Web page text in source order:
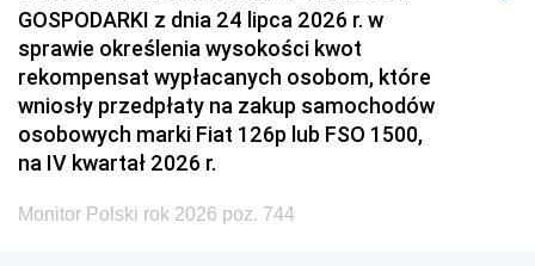
GOSPODARKI z dnia 24 lipca 2026 r. w
sprawie określenia wysokości kwot
rekompensat wypłacanych osobom, które
wniosły przedpłaty na zakup samochodów
osobowych marki Fiat 126p lub FSO 1500,
na IV kwartał 2026 r.
Monitor Polski rok 2026 poz. 744